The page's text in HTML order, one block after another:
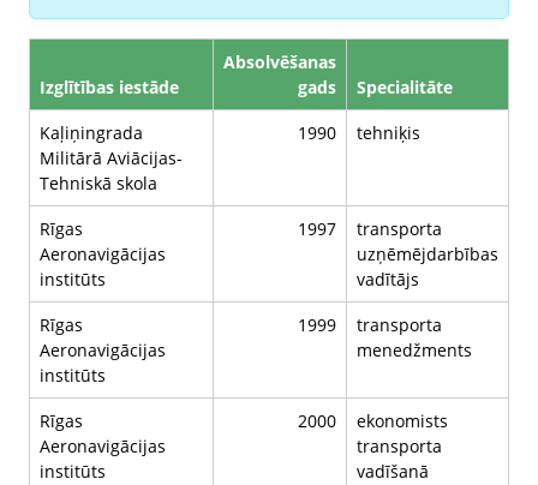
Izglītības iestāde
Absolvēšanas
gads
Specialitāte
Kaļiņingrada
Militārā Aviācijas-
Tehniskā skola
1990 tehniķis
Rīgas
Aeronavigācijas
institūts
1997
transporta
uzņēmējdarbības
vadītājs
Rīgas
Aeronavigācijas
institūts
1999
transporta
menedžments
Rīgas
Aeronavigācijas
institūts
2000
ekonomists
transporta
vadīšanā